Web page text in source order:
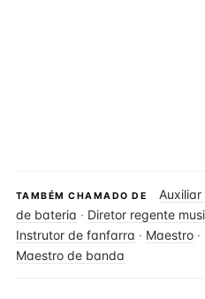
TAMBÉM CHAMADO DE
de bateria · Diretor regente
Instrutor de fanfarra · Maestro ·
Maestro de banda